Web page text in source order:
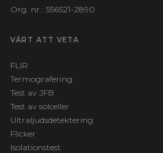
Vikt (g):
Org. nr.: 556521-2890
VÄRT ATT VETA
FLIR
Termografering
Test av JFB
Test av solceller
Ultraljudsdetektering
Flicker
Isolationstest